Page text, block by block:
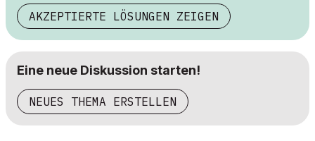
AKZEPTIERTE LÖSUNGEN ZEIGEN
Eine neue Diskussion starten!
NEUES THEMA ERSTELLEN